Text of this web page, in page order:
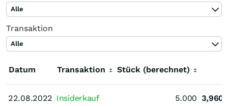
Alle
Transaktion
Alle
Datum
22.08.2022
Transaktion Stück (berechnet)
22.08.2022 Insiderkauf 5.000 3,9600